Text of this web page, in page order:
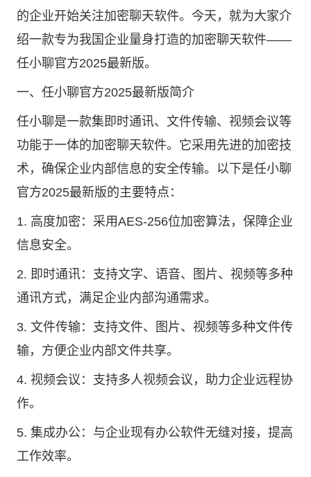
的企业开始关注加密聊天软件。今天，就为大家介
绍一款专为我国企业量身打造的加密聊天软件——
任小聊官方2025最新版。
一、任小聊官方2025最新版简介
任小聊是一款集即时通讯、文件传输、视频会议等
功能于一体的加密聊天软件。它采用先进的加密技
术，确保企业内部信息的安全传输。以下是任小聊
官方2025最新版的主要特点：
1. 高度加密：采用AES-256位加密算法，保障企业
信息安全。
2. 即时通讯：支持文字、语音、图片、视频等多种
通讯方式，满足企业内部沟通需求。
3. 文件传输：支持文件、图片、视频等多种文件传
输，方便企业内部文件共享。
4. 视频会议：支持多人视频会议，助力企业远程协
作。
5. 集成办公：与企业现有办公软件无缝对接，提高
工作效率。